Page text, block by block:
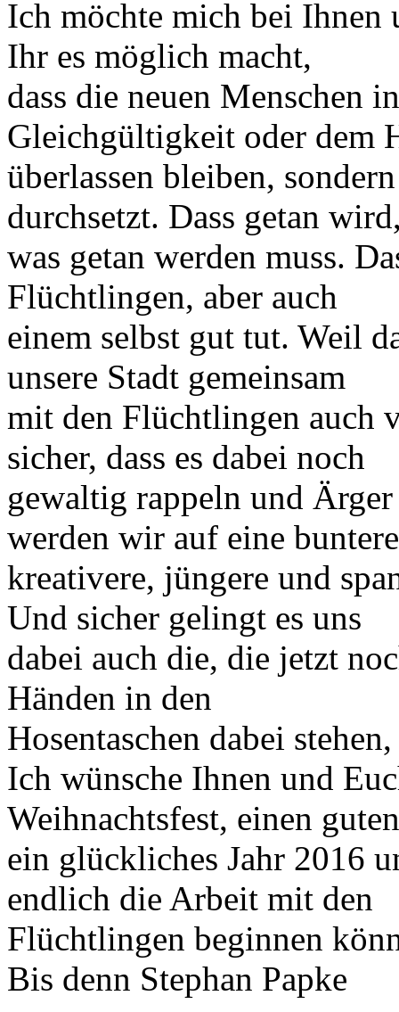
Ich möchte mich bei Ihnen
Ihr es möglich macht,
dass die neuen Menschen
Gleichgültigkeit oder dem
überlassen bleiben,
durchsetzt. Dass getan
was getan werden muss.
Flüchtlingen, aber auch
einem selbst gut tut. Weil
unsere Stadt gemeinsam
mit den Flüchtlingen auch
sicher, dass es dabei noch
gewaltig rappeln und
werden wir auf eine
kreativere, jüngere und
Und sicher gelingt es uns
dabei auch die, die jetzt
Händen in den
Hosentaschen dabei
Ich wünsche Ihnen und
Weihnachtsfest, einen
ein glückliches Jahr 2016
endlich die Arbeit mit den
Flüchtlingen beginnen
Bis denn Stephan Papke